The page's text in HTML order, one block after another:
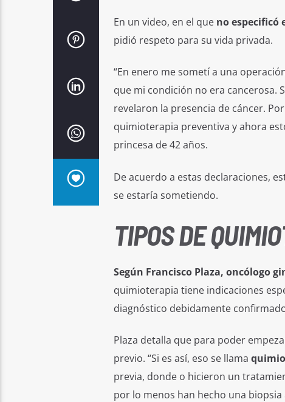
En un video, en el que no especificó
pidió respeto para su vida privada.
“En enero me sometí a una
que mi condición no era cancerosa.
revelaron la presencia de cáncer.
quimioterapia preventiva y ahora
princesa de 42 años.
De acuerdo a estas declaraciones,
se estaría sometiendo.
TIPOS DE
Según Francisco Plaza, oncólogo
quimioterapia tiene indicaciones
diagnóstico debidamente
Plaza detalla que para poder
previo. “Si es así, eso se llama
previa, donde o hicieron un
por lo menos han hecho una